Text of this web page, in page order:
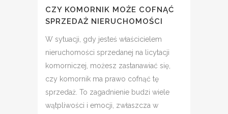
CZY KOMORNIK MOŻE COFNĄĆ
SPRZEDAŻ NIERUCHOMOŚCI
W sytuacji, gdy jesteś właścicielem
nieruchomości sprzedanej na licytacji
komorniczej, możesz zastanawiać się,
czy komornik ma prawo cofnąć tę
sprzedaż. To zagadnienie budzi wiele
wątpliwości i emocji, zwłaszcza w